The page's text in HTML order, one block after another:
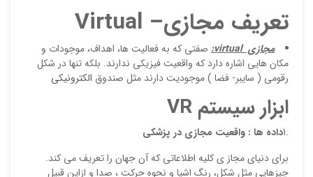
تعریف مجازی–
Virtual
مجازيvirtual
: صفتي كه به فعاليت ها، اهداف، موجودات و
مكان هايي اشاره دارد كه واقعيت فيزيكي ندارند. بلكه تنها در شكل
رقومي ( سايبر- فضا ) موجوديت دارند مثل صندوق الكترونيكي
ابزار سیستم VR
.1 داده ها : واقعیت مجازی در پزشکی
براي دنياي مجاز ي كليه اطلاعاتي كه آن جهان را تعريف مي كند.
چيزهايي مثل شكل، رنگ اشيا و نحوه حركت ، صدا و ازاين قبيل